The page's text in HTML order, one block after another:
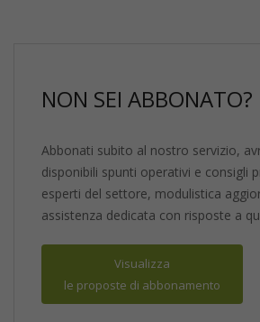
NON SEI ABBONATO?
Abbonati subito al nostro servizio,
disponibili spunti operativi e consigli
esperti del settore, modulistica
assistenza dedicata con risposte a
Visualizza
le proposte di abbonamento